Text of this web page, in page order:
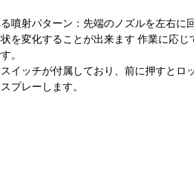
噴射パターン：先端のノズルを左右に
を変化することが出来ます 作業に応
。
イッチが付属しており、前に押すとロ
プレーします。